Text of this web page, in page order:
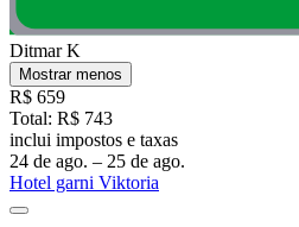
Ditmar K
Mostrar menos
R$ 659
Total: R$ 743
inclui impostos e taxas
24 de ago. – 25 de ago.
Hotel garni Viktoria